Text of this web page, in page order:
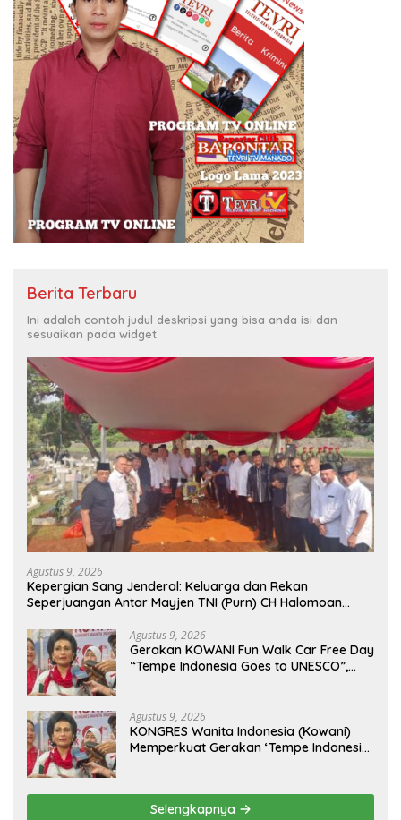
Berita Terbaru
Ini adalah contoh judul deskripsi yang bisa anda isi dan
sesuaikan pada widget
Agustus 9, 2026
Kepergian Sang Jenderal: Keluarga dan Rekan
Seperjuangan Antar Mayjen TNI (Purn) CH Halomoan
Agustus 9, 2026
Gerakan KOWANI Fun Walk Car Free Day
“Tempe Indonesia Goes to UNESCO”,
Agustus 9, 2026
KONGRES Wanita Indonesia (Kowani)
Memperkuat Gerakan ‘Tempe Indonesia
Selengkapnya